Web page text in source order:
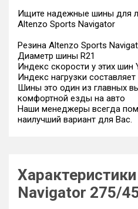
Ищите надежные шины для
Altenzo Sports Navigator
Резина Altenzo Sports
Диаметр шины R21
Индекс скорости у этих шин
Индекс нагрузки составляет
Шины это один из главных
комфортной езды на авто
Наши менеджеры всегда
наилучший вариант для Вас.
Navigator 275/